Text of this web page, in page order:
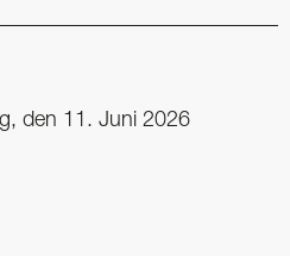
den 11. Juni 2026